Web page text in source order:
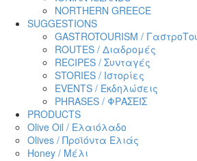
NORTHERN GREECE
SUGGESTIONS
GASTROTOURISM /
ROUTES / Διαδρομές
RECIPES / Συνταγές
STORIES / Ιστορίες
EVENTS / Εκδηλώσεις
PHRASES / ΦΡΑΣΕΙΣ
PRODUCTS
Olive Oil / Ελαιόλαδο
Olives / Προϊόντα Ελιάς
Honey / Μέλι